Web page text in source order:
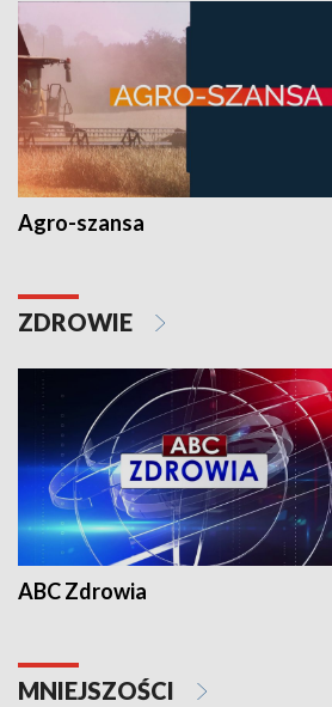
Agro-szansa
ZDROWIE
ABC Zdrowia
MNIEJSZOŚCI